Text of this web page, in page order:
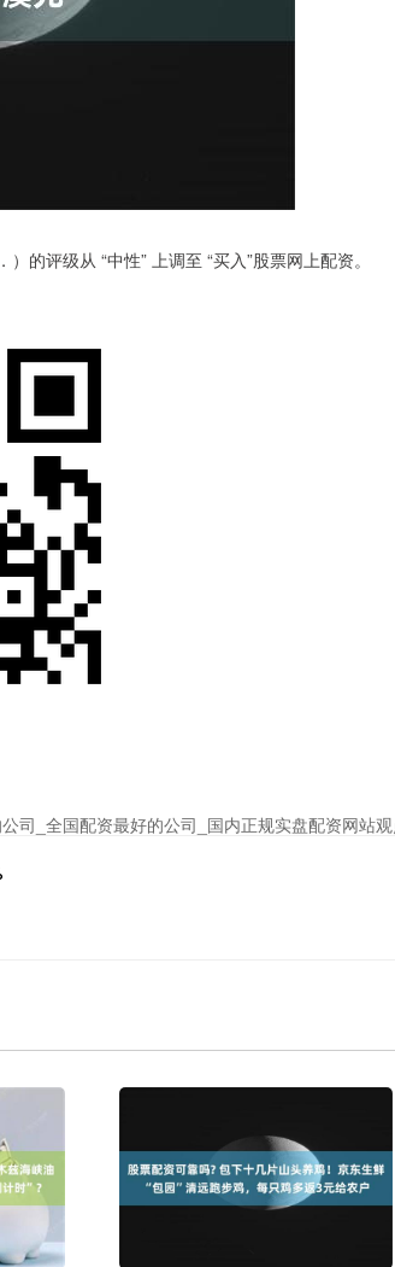
评级从 “中性” 上调至 “买入”股票网上配资。
司_全国配资最好的公司_国内正规实盘配资网站